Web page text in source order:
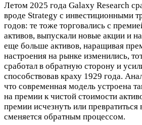
Летом 2025 года Galaxy Research
вроде Strategy с инвестиционными
годов: те тоже торговались с
активов, выпускали новые акции и
еще больше активов, наращивая
настроения на рынке изменились,
сработал в обратную сторону и
способствовав краху 1929 года.
что современная модель устроена
на премии к чистой стоимости
премии исчезнуть или
сменяется обратным процессом.